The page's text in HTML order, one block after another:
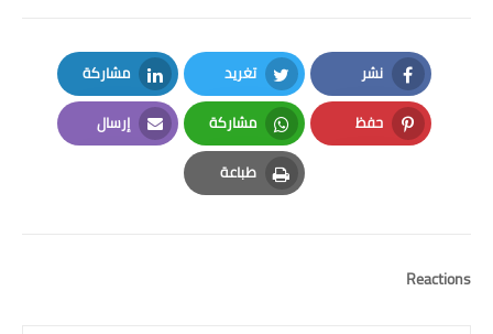
نشر
Facebook
تغريد
Twitter
مشاركة
LinkedIn
حفظ
Pinterest
مشاركة
Whatsapp
إرسال
Email
طباعة
Print
Reactions